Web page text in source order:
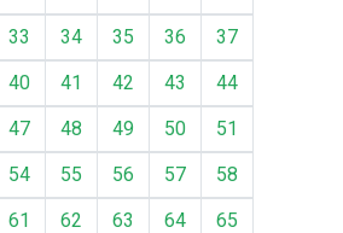
33 34 35 36
37
40 41 42 43
44
47 48 49 50
51
54 55 56 57
58
61 62 63 64
65